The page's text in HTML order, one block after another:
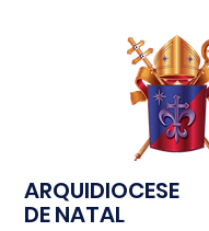
ARQUIDIOCESE
DE NATAL